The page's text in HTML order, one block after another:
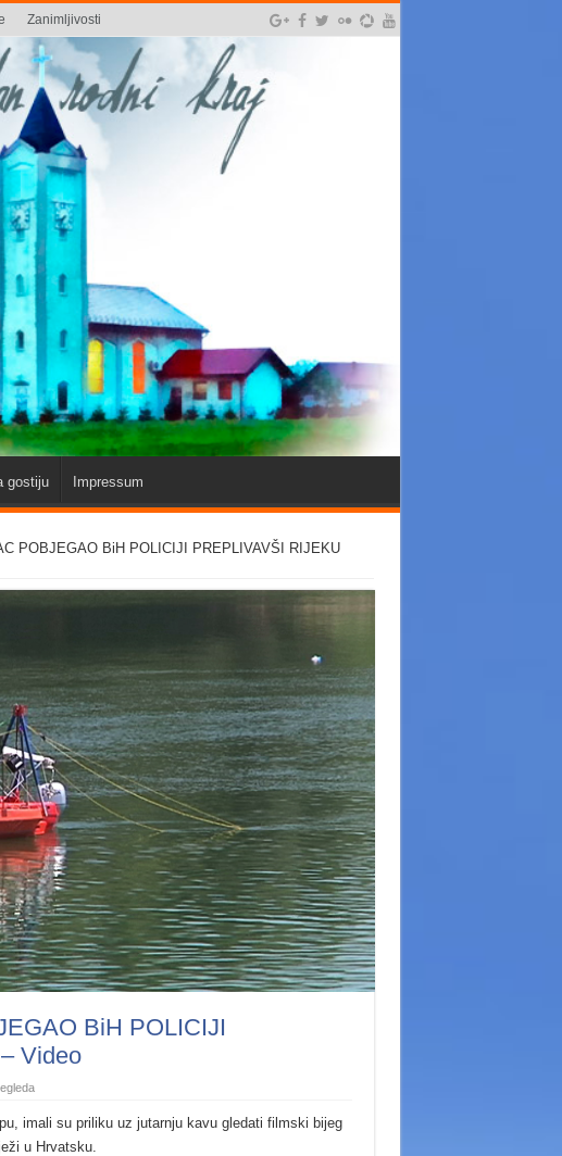
Zanimljivosti
gostiju Impressum
POBJEGAO BiH POLICIJI PREPLIVAVŠI RIJEKU
BiH POLICIJI
Video
imali su priliku uz jutarnju kavu gledati filmski bijeg
u Hrvatsku.